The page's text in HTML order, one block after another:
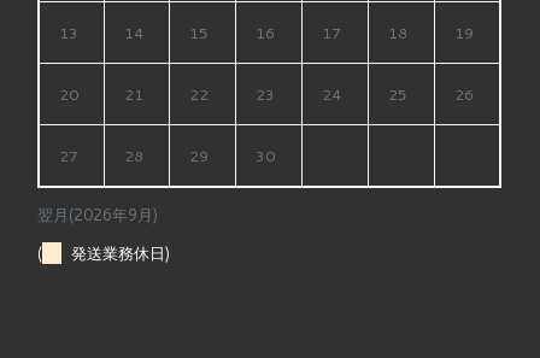
翌月(2026年9月)
13 14 15 16 17 18 19
20 21 22 23 24 25 26
27 28 29 30
( 発送業務休日)